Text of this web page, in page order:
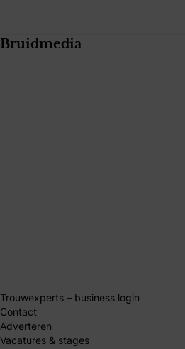
Bruidmedia
Trouwexperts – business login
Contact
Adverteren
Vacatures & stages